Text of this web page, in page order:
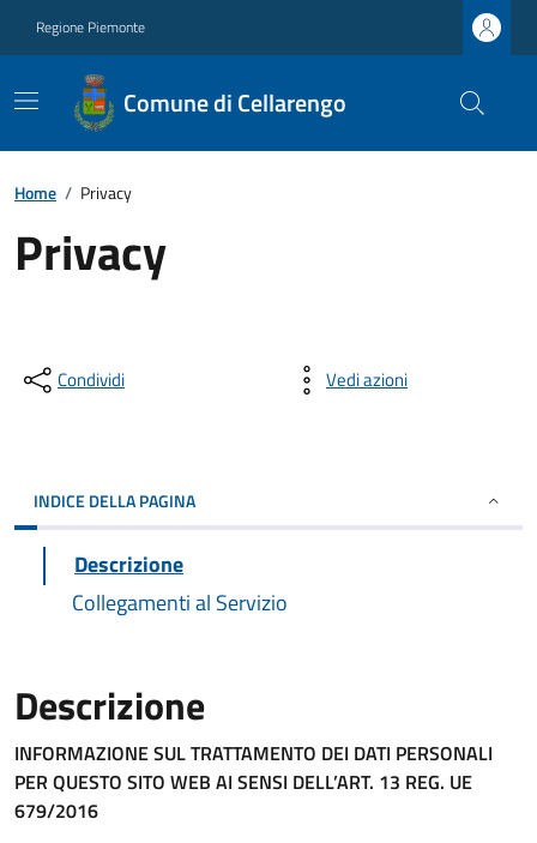
Regione Piemonte
Comune di Cellarengo
Home / Privacy
Privacy
Condividi Vedi azioni
INDICE DELLA PAGINA
Descrizione
Collegamenti al Servizio
Descrizione
INFORMAZIONE SUL TRATTAMENTO DEI DATI PERSONALI
PER QUESTO SITO WEB AI SENSI DELL’ART. 13 REG. UE
679/2016